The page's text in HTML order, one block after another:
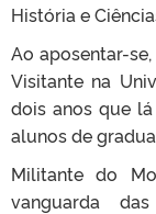
História e
Ao aposentar-
Visitante na
dois anos que
alunos de
Militante do
vanguarda